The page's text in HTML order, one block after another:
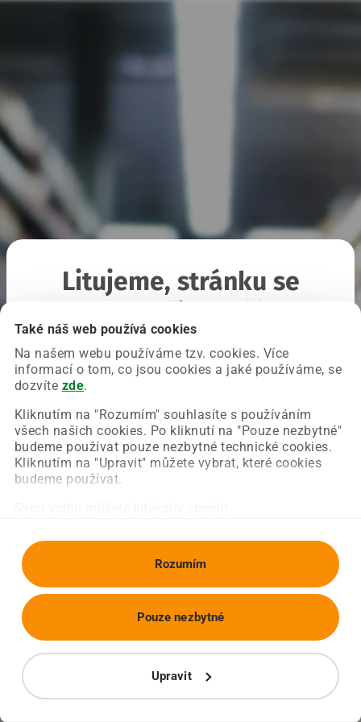
Také náš web používá cookies
Na našem webu používáme tzv. cookies. Více
informací o tom, co jsou cookies a jaké používáme, se
dozvíte zde.
Kliknutím na "Rozumím" souhlasíte s používáním
všech našich cookies. Po kliknutí na "Pouze nezbytné"
budeme používat pouze nezbytné technické cookies.
Kliknutím na "Upravit" můžete vybrat, které cookies
budeme používat.
Rozumím
Upravit
Pouze nezbytné
Litujeme, stránku se
Chyba nastala na naší straně a už ji opravujeme.
Zkuste prosím znovu načíst požadovanou stránku.
Obnovit stránku Úvodní strana